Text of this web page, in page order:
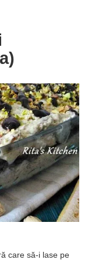
care să-i lase pe